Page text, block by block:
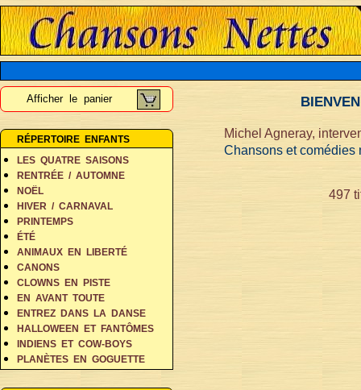
Afficher le panier
RÉPERTOIRE ENFANTS
LES QUATRE SAISONS
RENTRÉE / AUTOMNE
NOËL
HIVER / CARNAVAL
PRINTEMPS
ÉTÉ
ANIMAUX EN LIBERTÉ
CANONS
CLOWNS EN PISTE
EN AVANT TOUTE
ENTREZ DANS LA DANSE
HALLOWEEN ET FANTÔMES
INDIENS ET COW-BOYS
PLANÈTES EN GOGUETTE
Michel Agneray,
Chansons et comédies
497